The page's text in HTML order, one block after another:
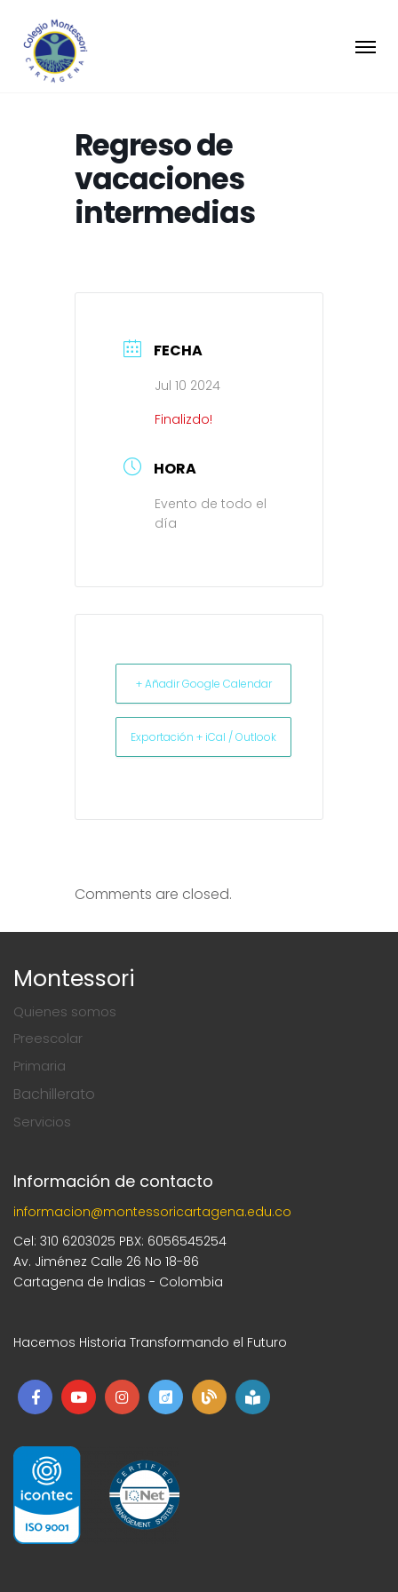
Regreso de
vacaciones
intermedias
FECHA
Jul 10 2024
Finalizdo!
HORA
Evento de todo el
día
+ Añadir Google Calendar
Exportación + iCal / Outlook
Comments are closed.
Montessori
Quienes somos
Preescolar
Primaria
Bachillerato
Servicios
Información de contacto
informacion@montessoricartagena.edu.co
Cel: 310 6203025 PBX: 6056545254
Av. Jiménez Calle 26 No 18-86
Cartagena de Indias - Colombia
Hacemos Historia Transformando el Futuro